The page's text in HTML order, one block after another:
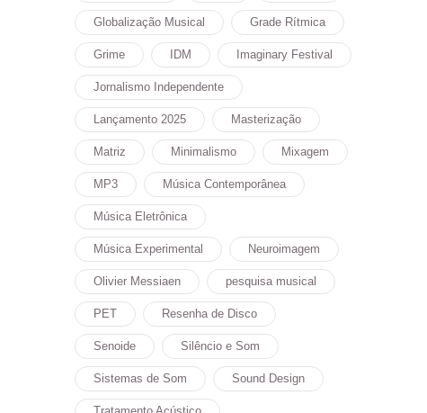
Globalização Musical Grade Rítmica
Grime IDM Imaginary Festival
Jornalismo Independente
Lançamento 2025 Masterização
Matriz Minimalismo Mixagem
MP3 Música Contemporânea
Música Eletrônica
Música Experimental Neuroimagem
Olivier Messiaen pesquisa musical
PET Resenha de Disco
Senoide Silêncio e Som
Sistemas de Som Sound Design